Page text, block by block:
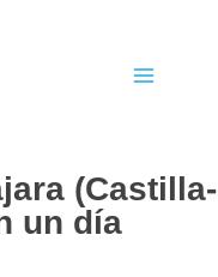
(Castilla-
un día